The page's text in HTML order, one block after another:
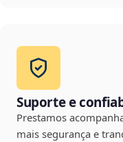
Suporte e
Prestamos
mais segurança e